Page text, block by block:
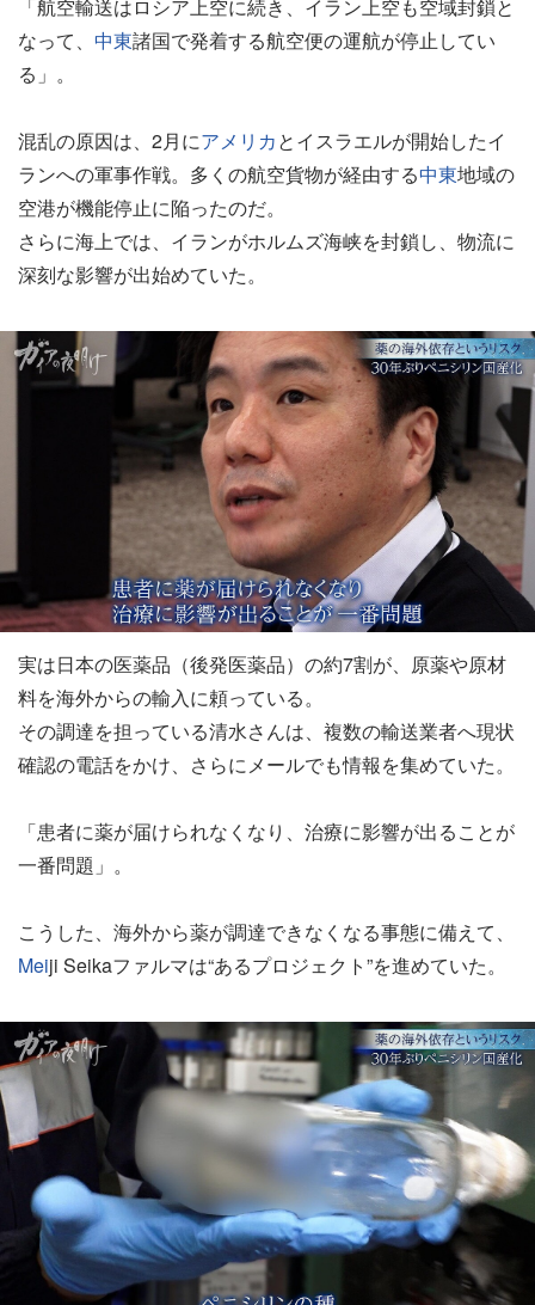
「航空輸送はロシア上空に続き、イラン上空も空域封鎖と
なって、 中東諸国で発着する航空便の運航が停止してい
る」。
混乱の原因は、2月にアメリカとイスラエルが開始したイ
ランへの軍事作戦。多くの航空貨物が経由する中東地域の
空港が機能停止に陥ったのだ。
さらに海上では、イランがホルムズ海峡を封鎖し、物流に
深刻な影響が出始めていた。
実は日本の医薬品（後発医薬品）の約7割が、原薬や原材
料を海外からの輸入に頼っている。
その調達を担っている清水さんは、複数の輸送業者へ現状
確認の電話をかけ、さらにメールでも情報を集めていた。
「患者に薬が届けられなくなり、治療に影響が出ることが
一番問題」。
こうした、海外から薬が調達できなくなる事態に備えて、
Meiji Seikaファルマは“あるプロジェクト”を進めていた。